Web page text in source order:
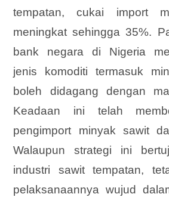
tempatan, cukai import
meningkat sehingga 35%.
bank negara di Nigeria
jenis komoditi termasuk
boleh didagang dengan
Keadaan ini telah
pengimport minyak sawit
Walaupun strategi ini
industri sawit tempatan,
pelaksanaannya wujud